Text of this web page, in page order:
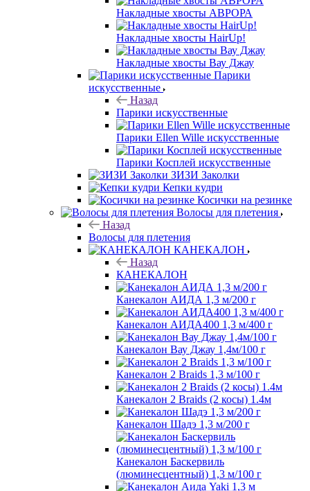
Накладные хвосты АВРОРА
Накладные хвосты HairUp!
Накладные хвосты Вау Джау
Парики
искусственные
Назад
Парики искусственные
Парики Ellen Wille искусственные
Парики Косплей искусственные
ЗИЗИ Заколки
Кепки кудри
Косички на резинке
Волосы для плетения
Назад
Волосы для плетения
КАНЕКАЛОН
Назад
КАНЕКАЛОН
Канекалон АИДА 1,3 м/200 г
Канекалон АИДА400 1,3 м/400 г
Канекалон Вау Джау 1,4м/100 г
Канекалон 2 Braids 1,3 м/100 г
Канекалон 2 Braids (2 косы) 1.4м
Канекалон Шадэ 1,3 м/200 г
Канекалон Баскервиль
(люминесцентный) 1,3 м/100 г